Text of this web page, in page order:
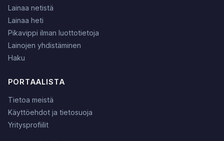
Lainaa netistä
Lainaa heti
Pikavippi ilman luottotietoja
Lainojen yhdistäminen
Haku
PORTAALISTA
Tietoa meistä
Käyttöehdot ja tietosuoja
Yritysprofiilit